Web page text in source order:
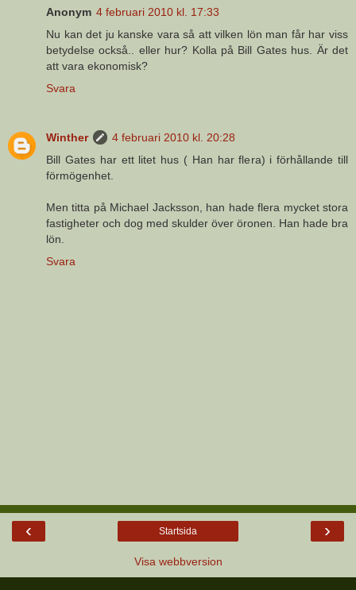
Anonym 4 februari 2010 kl. 17:33
Nu kan det ju kanske vara så att vilken lön man får har viss
betydelse också.. eller hur? Kolla på Bill Gates hus. Är det
att vara ekonomisk?
Svara
Winther
4 februari 2010 kl. 20:28
Bill Gates har ett litet hus ( Han har flera) i förhållande till
förmögenhet.
Men titta på Michael Jacksson, han hade flera mycket stora
fastigheter och dog med skulder över öronen. Han hade bra
lön.
Svara
‹ ›
Startsida
Visa webbversion